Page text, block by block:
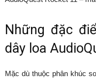
Những đặc
dây loa
Mặc dù thuộc phân khúc